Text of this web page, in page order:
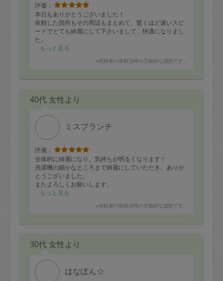
評価：
本日もありがとうございました！
依頼した箇所もその周辺もまとめて、驚くほど速いスピ
ードでとても綺麗にして下さいまして、快適になりまし
た。
また次回もよろしくお願い致します。
もっと見る
※依頼者の依頼当時の主観的な感想です。
40代 女性より
ミスブランチ
評価：
全体的に綺麗になり、気持ちが明るくなります！
洗濯機の細かなところまで綺麗にしていただき、ありが
とうございました。
またよろしくお願いします。
もっと見る
※依頼者の依頼当時の主観的な感想です。
30代 女性より
はなぽん☆